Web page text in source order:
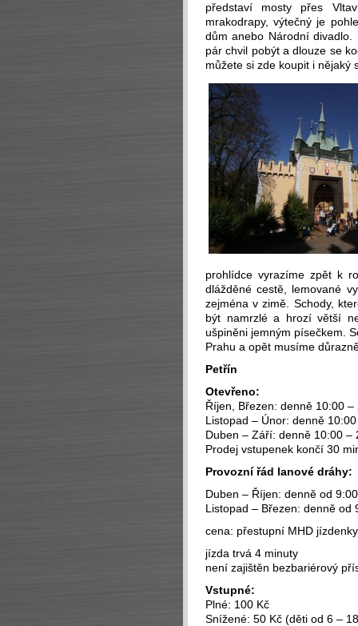
představí mosty přes
mrakodrapy, výtečný je
dům anebo Národní divadlo.
pár chvil pobýt a dlouze se
můžete si zde koupit i nějaký
prohlídce vyrazíme zpět k
dlážděné cestě, lemované
zejména v zimě. Schody,
být namrzlé a hrozí větší
ušpiněni jemným písečkem.
Prahu a opět musíme
Petřín
Otevřeno:
Říjen, Březen: denně 10:00 –
Listopad – Únor: denně
Duben – Září: denně 10:00 –
Prodej vstupenek končí 30
Provozní řád lanové dráhy:
Duben – Říjen: denně od
Listopad – Březen: denně od
cena: přestupní MHD jízdenky
jízda trvá 4 minuty
není zajištěn bezbariérový
Vstupné:
Plné: 100 Kč
Snížené: 50 Kč (děti od 6 –